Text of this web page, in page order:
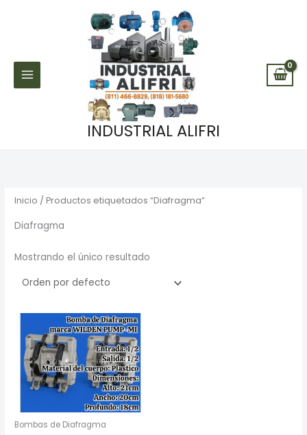
INDUSTRIAL ALIFRI
Inicio / Productos etiquetados “Diafragma”
Diafragma
Mostrando el único resultado
Bombas de Diafragma